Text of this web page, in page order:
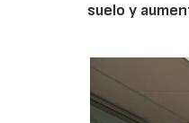
suelo y